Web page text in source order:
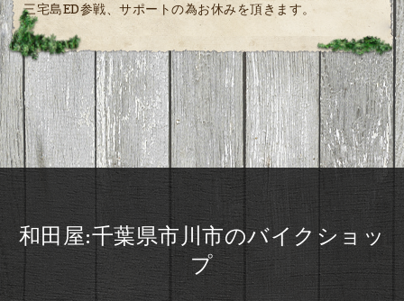
三宅島ED参戦、サポートの為お休みを頂きます。
和田屋:千葉県市川市のバイクショッ
プ